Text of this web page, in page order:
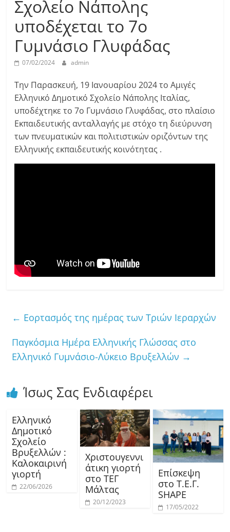
Σχολείο Νάπολης
υποδέχεται το 7ο
Γυμνάσιο Γλυφάδας
07/02/2024 admin
Την Παρασκευή, 19 Ιανουαρίου 2024 το Αμιγές
Ελληνικό Δημοτικό Σχολείο Νάπολης Ιταλίας,
υποδέχτηκε το 7ο Γυμνάσιο Γλυφάδας, στο πλαίσιο
Εκπαιδευτικής ανταλλαγής με στόχο τη διεύρυνση
των πνευματικών και πολιτιστικών οριζόντων της
Ελληνικής εκπαιδευτικής κοινότητας .
← Εορτασμός της ημέρας των Τριών Ιεραρχών
Παγκόσμια Ημέρα Ελληνικής Γλώσσας στο
Ελληνικό Γυμνάσιο-Λύκειο Βρυξελλών →
Ίσως Σας Ενδιαφέρει
Ελληνικό
Δημοτικό
Σχολείο
Βρυξελλών :
Καλοκαιρινή
γιορτή
22/06/2026
Χριστουγεννι
άτικη γιορτή
στο ΤΕΓ
Μάλτας
20/12/2023
Επίσκεψη
στο Τ.Ε.Γ.
SHAPE
17/05/2022